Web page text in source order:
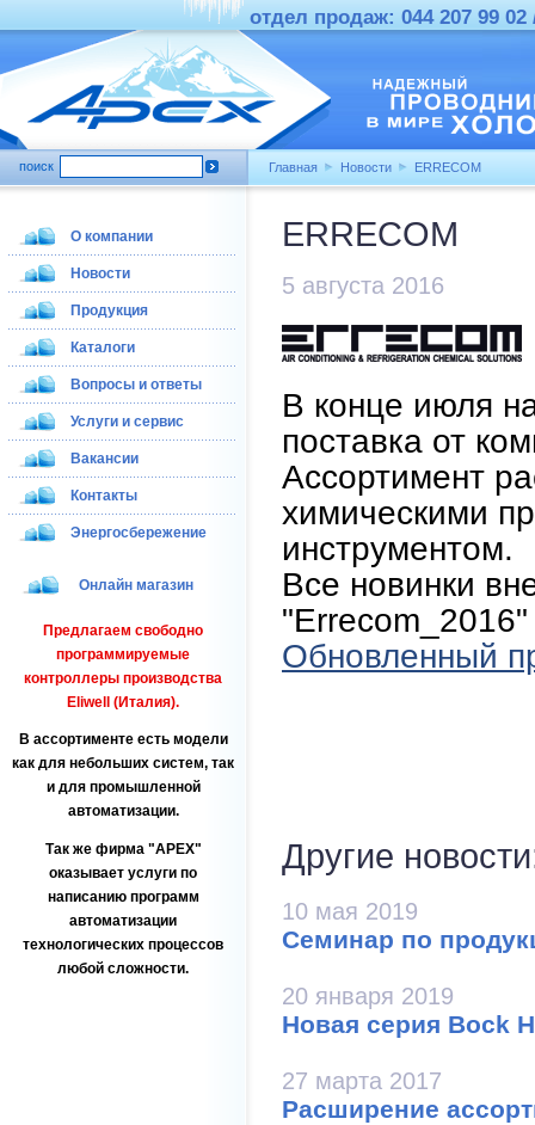
отдел продаж: 044 207 99 02
поиск Главная Новости ERRECOM
О компании
Новости
Продукция
Каталоги
Вопросы и ответы
Услуги и сервис
Вакансии
Контакты
Энергосбережение
Онлайн магазин
Предлагаем свободно
программируемые
контроллеры производства
Eliwell (Италия).
В ассортименте есть модели
как для небольших систем, так
и для промышленной
автоматизации.
Так же фирма
APEX
оказывает услуги по
написанию программ
автоматизации
технологических процессов
любой сложности.
ERRECOM
5 августа 2016
В конце июля
поставка от
Ассортимент
химическими
инструментом.
Все новинки
"Errecom_2016"
Обновленный
Другие
10 мая 2019
Семинар по
20 января 2019
Новая серия Bock
27 марта 2017
Расширение